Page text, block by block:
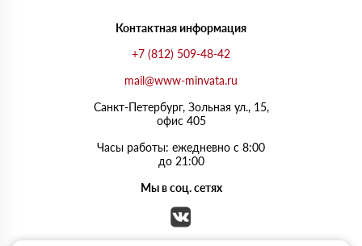
Контактная информация
+7 (812) 509-48-42
mail@www-minvata.ru
Санкт-Петербург, Зольная ул., 15,
офис 405
Часы работы: ежедневно с 8:00
до 21:00
Мы в соц. сетях